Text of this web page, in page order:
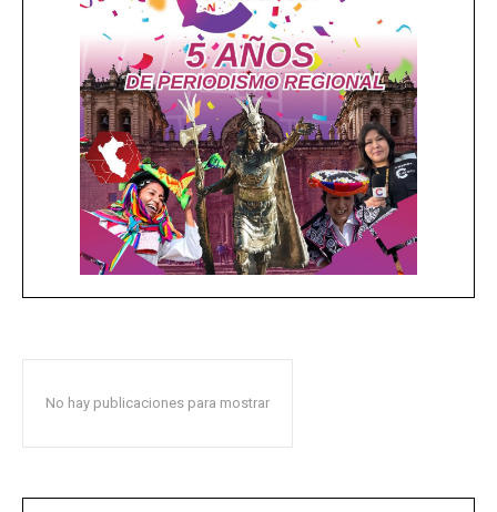
No hay publicaciones para mostrar